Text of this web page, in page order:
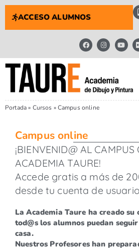
ACCESO ALUMNOS
Portada» Cursos »Campus online
Campus online
¡BIENVENID@ AL CAMPUS
ACADEMIA TAURE!
Accede gratis a más de
desde tu cuenta de usuario
La Academia Taure ha creado su
tod@s los alumnos puedan
casa.
Nuestros Profesores han